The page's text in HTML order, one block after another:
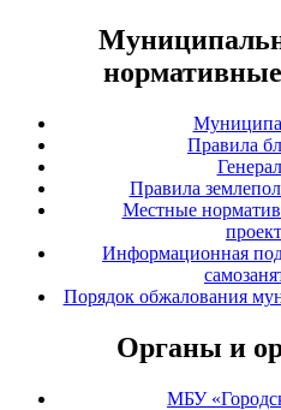
Правила
Правила
Местные
Информационная
Порядок обжалования
Органы и
МБУ